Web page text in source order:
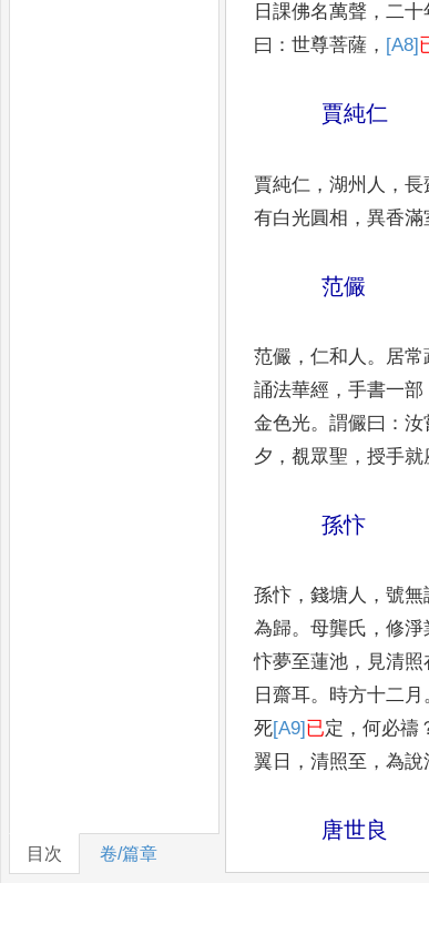
目次 卷/篇章
日課佛名萬聲 ， 二十
曰 ： 世尊菩薩 ， [A8]
賈純仁
賈純仁 ， 湖州人 ， 長
有白光圓相 ， 異香滿
范儼
范儼 ， 仁和人 。 居常
誦法華經 ， 手書一部
金色光。 謂儼曰 ： 汝
夕 ， 覩眾聖 ， 授手就
孫忭
孫忭 ， 錢塘人 ， 號無
為歸。 母龔氏 ， 修淨
忭夢至蓮池 ， 見清照
日齋耳。 時方十二月
死[A9] 已定 ， 何必禱
翼日 ， 清照至 ， 為說
唐世良